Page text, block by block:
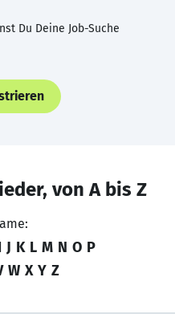
Du Deine Job-Suche
von A bis Z
J K L M N O P
W X Y Z